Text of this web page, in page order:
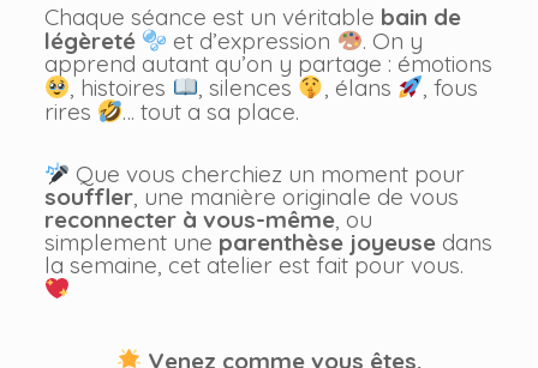
Chaque séance est un véritable bain de
légèreté
et d’expression . On y
apprend autant qu’on y partage : émotions
, histoires
, silences , élans
, fous
rires
… tout a sa place.
Que vous cherchiez un moment pour
souffler, une manière originale de vous
reconnecter à vous-même, ou
simplement une parenthèse joyeusedans
la semaine, cet atelier est fait pour vous.
Venez comme vous êtes.